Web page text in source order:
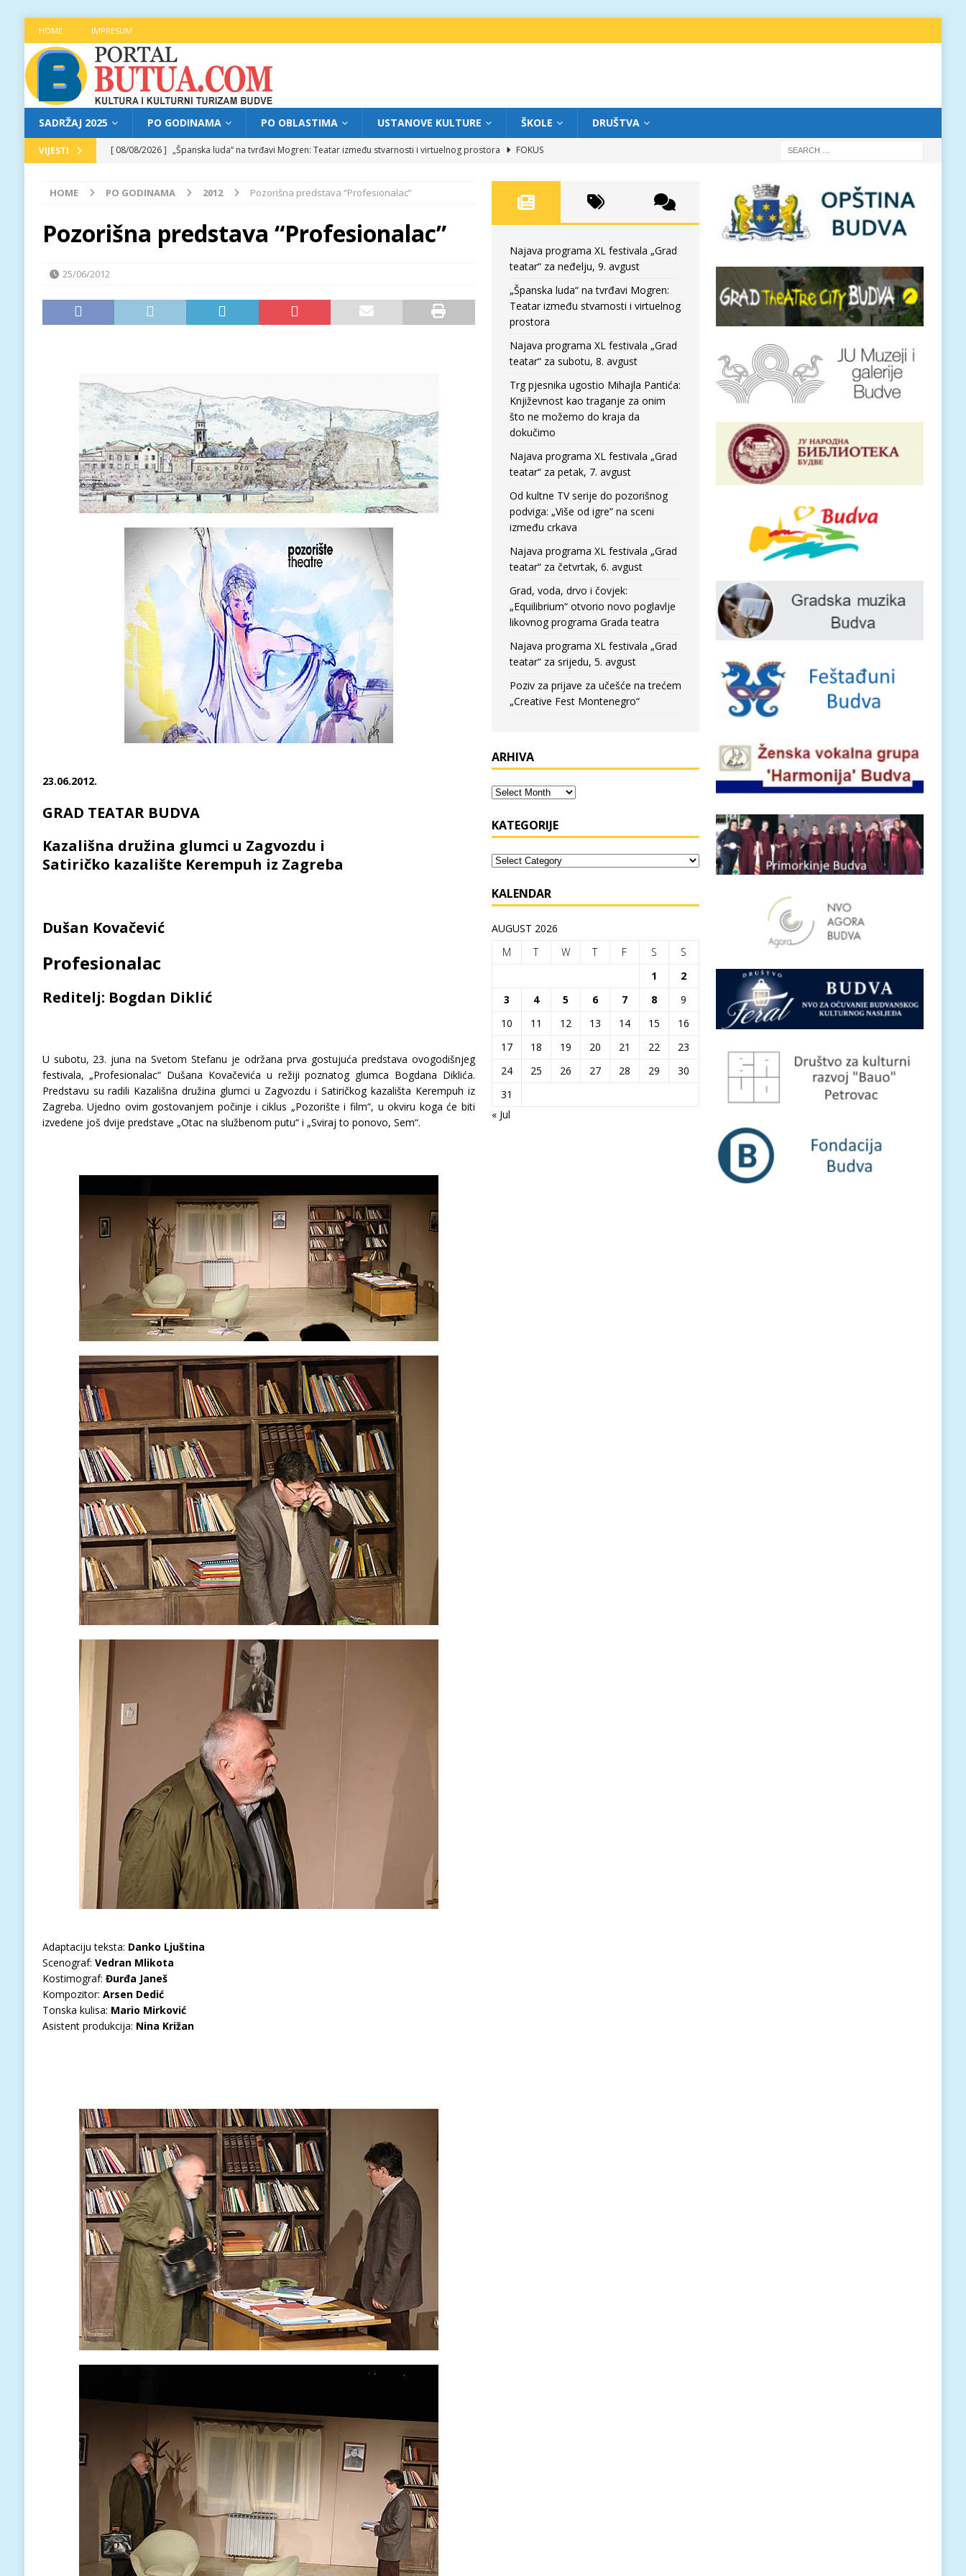
HOME IMPRESUM
SADRŽAJ 2025 PO GODINAMA PO OBLASTIMA USTANOVE KULTURE ŠKOLE DRUŠTVA
VIJESTI [ 08/08/2026 ] „Španska luda“ na tvrđavi Mogren: Teatar između stvarnosti i virtuelnog prostora
FOKUS
[ 07/08/2026 ] Trg pjesnika ugostio Mihajla Pantića: Književnost kao traganje za onim što ne možemo do kraja da dokučimo
FOKUS
[ 06/08/2026 ]
HOME PO GODINAMA 2012 Pozorišna predstava “Profesionalac”
Pozorišna predstava “Profesionalac”
25/06/2012
23.06.2012.
GRAD TEATAR BUDVA
Kazališna družina glumci u Zagvozdu i
Satiričko kazalište Kerempuh iz Zagreba
Dušan Kovačević
Profesionalac
Reditelj: Bogdan Diklić
U subotu, 23. juna na Svetom Stefanu je održana prva gostujuća predstava ovogodišnjeg
festivala, „Profesionalac“ Dušana Kovačevića u režiji poznatog glumca Bogdana Diklića.
Predstavu su radili Kazališna družina glumci u Zagvozdu i Satiričkog kazališta Kerempuh iz
Zagreba. Ujedno ovim gostovanjem počinje i ciklus „Pozorište i film“, u okviru koga će biti
izvedene još dvije predstave „Otac na službenom putu“ i „Sviraj to ponovo, Sem“.
Adaptaciju teksta: Danko Ljuština
Scenograf: Vedran Mlikota
Kostimograf: Đurđa Janeš
Kompozitor: Arsen Dedić
Tonska kulisa: Mario Mirković
Asistent produkcija: Nina Križan
Najava programa XL festivala „Grad
teatar“ za neđelju, 9. avgust
„Španska luda“ na tvrđavi Mogren:
Teatar između stvarnosti i virtuelnog
prostora
Najava programa XL festivala „Grad
teatar“ za subotu, 8. avgust
Trg pjesnika ugostio Mihajla Pantića:
Književnost kao traganje za onim
što ne možemo do kraja da
dokučimo
Najava programa XL festivala „Grad
teatar“ za petak, 7. avgust
Od kultne TV serije do pozorišnog
podviga: „Više od igre” na sceni
između crkava
Najava programa XL festivala „Grad
teatar“ za četvrtak, 6. avgust
Grad, voda, drvo i čovjek:
„Equilibrium“ otvorio novo poglavlje
likovnog programa Grada teatra
Najava programa XL festivala „Grad
teatar“ za srijedu, 5. avgust
Poziv za prijave za učešće na trećem
„Creative Fest Montenegro“
ARHIVA
KATEGORIJE
KALENDAR
AUGUST 2026
M
T W T F S
S
1
2
3
4 5 6 7 8
9
10
11 12 13 14 15
16
17
18 19 20 21 22
23
24
25 26 27 28 29
30
31
« Jul